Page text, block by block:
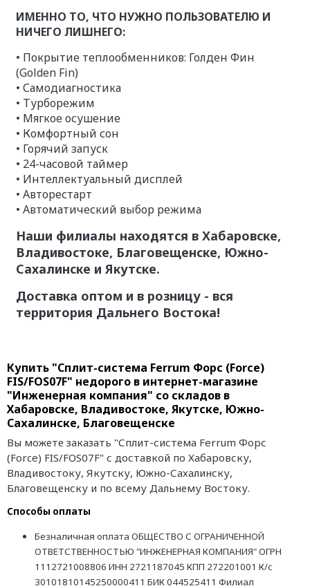
ИМЕННО ТО, ЧТО НУЖНО ПОЛЬЗОВАТЕЛЮ И
НИЧЕГО ЛИШНЕГО:
• Покрытие теплообменников: Голден Фин
(Golden Fin)
• Самодиагностика
• Турборежим
• Мягкое осушение
• Комфортный сон
• Горячий запуск
• 24-часовой таймер
• Интеллектуальный дисплей
• Авторестарт
• Автоматический выбор режима
Наши филиалы находятся в Хабаровске,
Владивостоке, Благовещенске, Южно-
Сахалинске и Якутске.
Доставка оптом и в розницу - вся
территория Дальнего Востока!
Купить "Сплит-система Ferrum Форс (Force)
FIS/FOS07F" недорого в интернет-магазине
"Инженерная компания" со складов в
Хабаровске, Владивостоке, Якутске, Южно-
Сахалинске, Благовещенске
Вы можете заказать "Сплит-система Ferrum Форс
(Force) FIS/FOS07F" с доставкой по Хабаровску,
Владивостоку, Якутску, Южно-Сахалинску,
Благовещенску и по всему Дальнему Востоку.
Способы оплаты
Безналичная оплата ОБЩЕСТВО С ОГРАНИЧЕННОЙ
ОТВЕТСТВЕННОСТЬЮ "ИНЖЕНЕРНАЯ КОМПАНИЯ" ОГРН
1112721008806 ИНН 2721187045 КПП 272201001 К/с
30101810145250000411 БИК 044525411 Филиал